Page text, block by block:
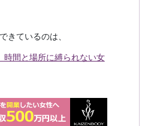
きているのは、
時間と場所に縛られない女